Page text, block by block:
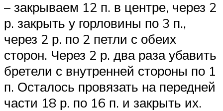
– закрываем 12 п. в центре, через 2
р. закрыть у горловины по 3 п.,
через 2 р. по 2 петли с обеих
сторон. Через 2 р. два раза убавить
бретели с внутренней стороны по 1
п. Осталось провязать на передней
части 18 р. по 16 п. и закрыть их.